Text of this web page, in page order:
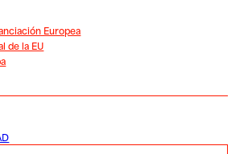
Europea
de la EU